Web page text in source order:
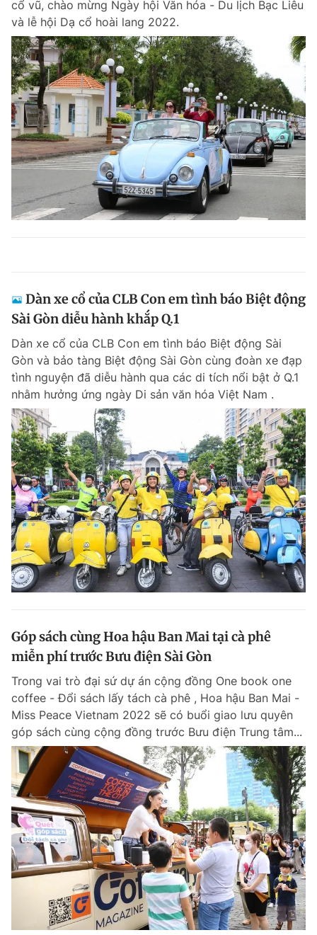
cổ vũ, chào mừng Ngày hội Văn hóa - Du lịch Bạc Liêu
và lễ hội Dạ cổ hoài lang 2022.
Dàn xe cổ của CLB Con em tình báo Biệt động
Sài Gòn diễu hành khắp Q.1
Dàn xe cổ của CLB Con em tình báo Biệt động Sài
Gòn và bảo tàng Biệt động Sài Gòn cùng đoàn xe đạp
tình nguyện đã diễu hành qua các di tích nổi bật ở Q.1
nhằm hưởng ứng ngày Di sản văn hóa Việt Nam .
Góp sách cùng Hoa hậu Ban Mai tại cà phê
miễn phí trước Bưu điện Sài Gòn
Trong vai trò đại sứ dự án cộng đồng One book one
coffee - Đổi sách lấy tách cà phê , Hoa hậu Ban Mai -
Miss Peace Vietnam 2022 sẽ có buổi giao lưu quyên
góp sách cùng cộng đồng trước Bưu điện Trung tâm...